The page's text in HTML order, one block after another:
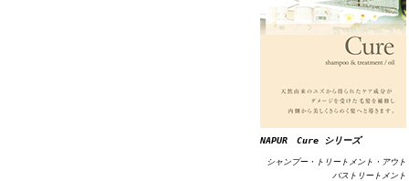
NAPUR Cure シリーズ
シャンプー・トリートメント・アウト
バストリートメント